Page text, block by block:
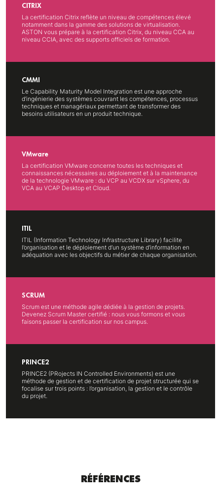
CITRIX
La certification Citrix reflète un niveau de compétences élevé
notamment dans la gamme des solutions de virtualisation.
ASTON vous prépare à la certification Citrix, du niveau CCA au
niveau CCIA, avec des supports officiels de formation.
CMMI
Le Capability Maturity Model Integration est une approche
d’ingénierie des systèmes couvrant les compétences, processus
techniques et managériaux permettant de transformer des
besoins utilisateurs en un produit technique.
VMware
La certification VMware concerne toutes les techniques et
connaissances nécessaires au déploiement et à la maintenance
de la technologie VMware : du VCP au VCDX sur vSphere, du
VCA au VCAP Desktop et Cloud.
ITIL
ITIL (Information Technology Infrastructure Library) facilite
l’organisation et le déploiement d’un système d’information en
adéquation avec les objectifs du métier de chaque organisation.
SCRUM
Scrum est une méthode agile dédiée à la gestion de projets.
Devenez Scrum Master certifié : nous vous formons et vous
faisons passer la certification sur nos campus.
PRINCE2
PRINCE2 (PRojects IN Controlled Environments) est une
méthode de gestion et de certification de projet structurée qui se
focalise sur trois points : l’organisation, la gestion et le contrôle
du projet.
RÉFÉRENCES